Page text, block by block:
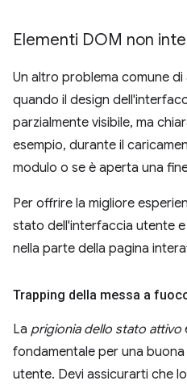
Elementi DOM non
Un altro problema comune
quando il design
parzialmente visibile, ma
esempio, durante il
modulo o se è aperta una
Per offrire la migliore
stato dell'interfaccia utente
nella parte della pagina
Trapping della messa a
La prigionia dello stato attivo
fondamentale per una
utente. Devi assicurarti che